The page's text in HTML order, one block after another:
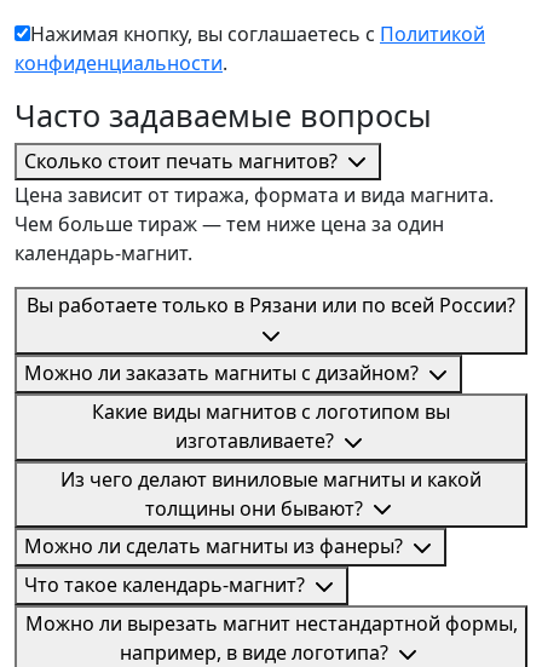
Нажимая кнопку, вы соглашаетесь с Политикой
конфиденциальности.
Часто задаваемые вопросы
Сколько стоит печать магнитов?
Цена зависит от тиража, формата и вида магнита.
Чем больше тираж — тем ниже цена за один
календарь-магнит.
Вы работаете только в Рязани или по всей России?
Можно ли заказать магниты с дизайном?
Какие виды магнитов с логотипом вы
изготавливаете?
Из чего делают виниловые магниты и какой
толщины они бывают?
Можно ли сделать магниты из фанеры?
Что такое календарь-магнит?
Можно ли вырезать магнит нестандартной формы,
например, в виде логотипа?